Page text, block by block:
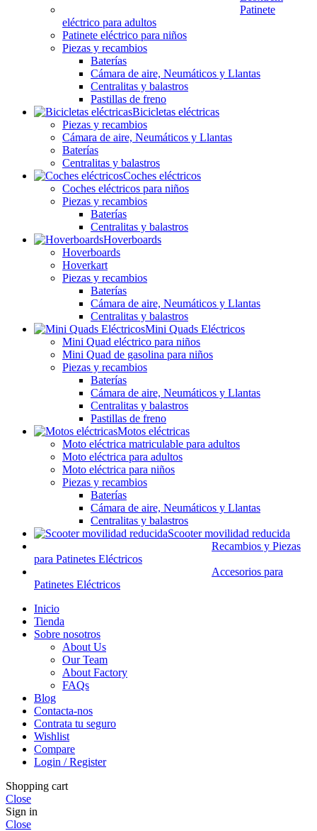
Patinete
eléctrico para adultos
Patinete eléctrico para niños
Piezas y recambios
Baterías
Cámara de aire, Neumáticos y Llantas
Centralitas y balastros
Pastillas de freno
Bicicletas eléctricas
Piezas y recambios
Cámara de aire, Neumáticos y Llantas
Baterías
Centralitas y balastros
Coches eléctricos
Coches eléctricos para niños
Piezas y recambios
Baterías
Centralitas y balastros
Hoverboards
Hoverboards
Hoverkart
Piezas y recambios
Baterías
Cámara de aire, Neumáticos y Llantas
Centralitas y balastros
Mini Quads Eléctricos
Mini Quad eléctrico para niños
Mini Quad de gasolina para niños
Piezas y recambios
Baterías
Cámara de aire, Neumáticos y Llantas
Centralitas y balastros
Pastillas de freno
Motos eléctricas
Moto eléctrica matriculable para adultos
Moto eléctrica para adultos
Moto eléctrica para niños
Piezas y recambios
Baterías
Cámara de aire, Neumáticos y Llantas
Centralitas y balastros
Scooter movilidad reducida
Recambios y Piezas
para Patinetes Eléctricos
Accesorios para
Patinetes Eléctricos
Inicio
Tienda
Sobre nosotros
About Us
Our Team
About Factory
FAQs
Blog
Contacta-nos
Contrata tu seguro
Wishlist
Compare
Login / Register
Shopping cart
Close
Sign in
Close